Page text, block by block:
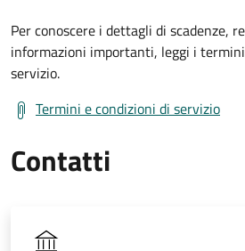
Per conoscere i dettagli di scadenze,
informazioni importanti, leggi i
servizio.
Termini e condizioni di servizio
Contatti